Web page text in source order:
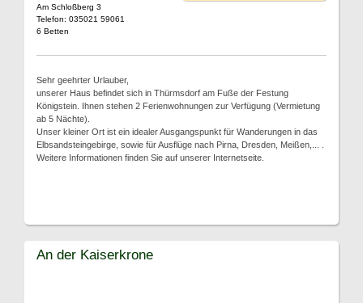
Am Schloßberg 3
Telefon: 035021 59061
6 Betten
Sehr geehrter Urlauber,
unserer Haus befindet sich in Thürmsdorf am Fuße der Festung
Königstein. Ihnen stehen 2 Ferienwohnungen zur Verfügung (Vermietung
ab 5 Nächte).
Unser kleiner Ort ist ein idealer Ausgangspunkt für Wanderungen in das
Elbsandsteingebirge, sowie für Ausflüge nach Pirna, Dresden, Meißen,... .
Weitere Informationen finden Sie auf unserer Internetseite.
An der Kaiserkrone